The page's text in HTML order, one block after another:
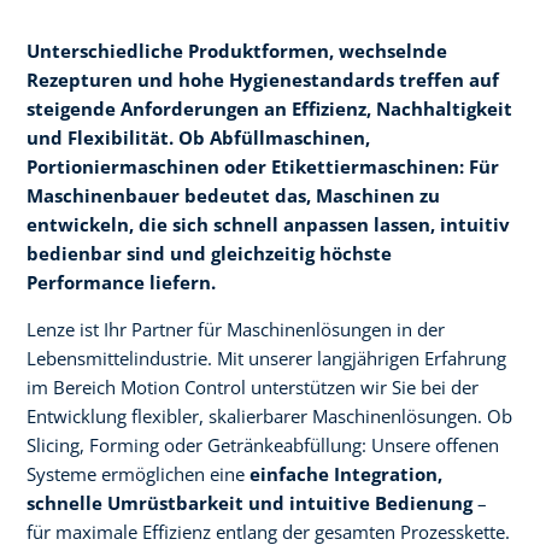
Unterschiedliche Produktformen, wechselnde
Rezepturen und hohe Hygienestandards treffen auf
steigende Anforderungen an Effizienz, Nachhaltigkeit
und Flexibilität. Ob Abfüllmaschinen,
Portioniermaschinen oder Etikettiermaschinen: Für
Maschinenbauer bedeutet das, Maschinen zu
entwickeln, die sich schnell anpassen lassen, intuitiv
bedienbar sind und gleichzeitig höchste
Performance liefern.​
Lenze ist Ihr Partner für Maschinenlösungen in der
Lebensmittelindustrie. Mit unserer langjährigen Erfahrung
im Bereich Motion Control unterstützen wir Sie bei der
Entwicklung flexibler, skalierbarer Maschinenlösungen. Ob
Slicing, Forming oder Getränkeabfüllung: Unsere offenen
Systeme ermöglichen eine einfache Integration,
schnelle Umrüstbarkeit und intuitive Bedienung–
für maximale Effizienz entlang der gesamten Prozesskette.